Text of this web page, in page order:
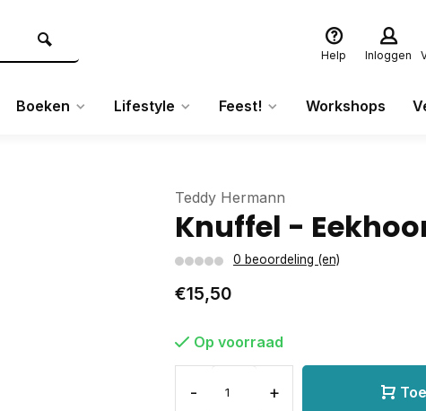
Help Inloggen
Boeken Lifestyle Feest! Workshops
Teddy Hermann
Knuffel -
0 beoordeling (en)
€15,50
Op voorraad
- +